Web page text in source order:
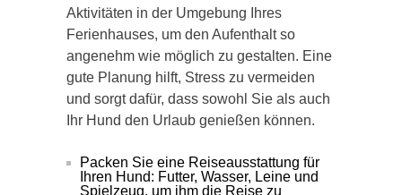
Aktivitäten in der Umgebung Ihres
Ferienhauses, um den Aufenthalt so
angenehm wie möglich zu gestalten. Eine
gute Planung hilft, Stress zu vermeiden
und sorgt dafür, dass sowohl Sie als auch
Ihr Hund den Urlaub genießen können.
Packen Sie eine Reiseausstattung für
Ihren Hund: Futter, Wasser, Leine und
Spielzeug, um ihm die Reise zu